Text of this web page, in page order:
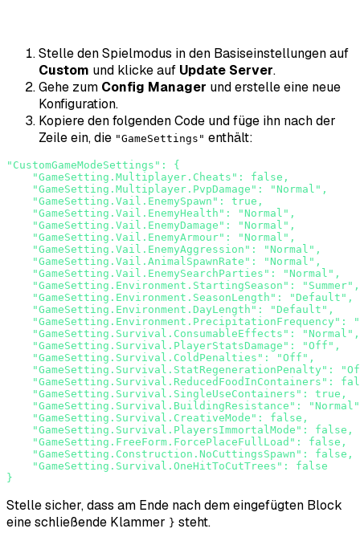
Stelle den Spielmodus in den Basiseinstellungen auf
Custom und klicke auf Update Server.
Gehe zum Config Manager und erstelle eine neue
Konfiguration.
Kopiere den folgenden Code und füge ihn nach der
Zeile ein, die "GameSettings" enthält:
"CustomGameModeSettings": {
    "GameSetting.Multiplayer.Cheats": false,
    "GameSetting.Multiplayer.PvpDamage": "Normal",
    "GameSetting.Vail.EnemySpawn": true,
    "GameSetting.Vail.EnemyHealth": "Normal",
    "GameSetting.Vail.EnemyDamage": "Normal",
    "GameSetting.Vail.EnemyArmour": "Normal",
    "GameSetting.Vail.EnemyAggression": "Normal",
    "GameSetting.Vail.AnimalSpawnRate": "Normal",
    "GameSetting.Vail.EnemySearchParties": "Normal",
    "GameSetting.Environment.StartingSeason": "Summer",
    "GameSetting.Environment.SeasonLength": "Default",
    "GameSetting.Environment.DayLength": "Default",
"GameSetting.Environment.PrecipitationFrequency":
    "GameSetting.Survival.ConsumableEffects": "Normal",
    "GameSetting.Survival.PlayerStatsDamage": "Off",
    "GameSetting.Survival.ColdPenalties": "Off",
"GameSetting.Survival.StatRegenerationPenalty":
"GameSetting.Survival.ReducedFoodInContainers":
    "GameSetting.Survival.SingleUseContainers": true,
"GameSetting.Survival.BuildingResistance":
    "GameSetting.Survival.CreativeMode": false,
    "GameSetting.Survival.PlayersImmortalMode": false,
    "GameSetting.FreeForm.ForcePlaceFullLoad": false,
    "GameSetting.Construction.NoCuttingsSpawn": false,
    "GameSetting.Survival.OneHitToCutTrees": false
}
Stelle sicher, dass am Ende nach dem eingefügten Block
eine schließende Klammer } steht.